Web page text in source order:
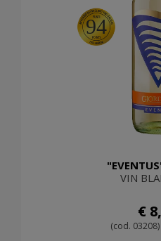
94
VIN
€
(cod.